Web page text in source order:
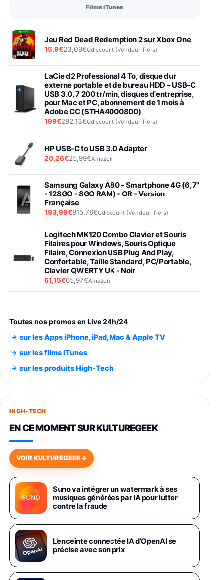
Films iTunes
Jeu Red Dead Redemption 2 sur Xbox One
15,9€23,09€Cdiscount (Vendeur Tiers)
LaCie d2 Professional 4 To, disque dur
externe portable et de bureau HDD – USB-C
USB 3.0, 7 200 tr/min, disques d'entreprise,
pour Mac et PC, abonnement de 1 mois à
Adobe CC (STHA4000800)
199€282,13€Cdiscount (Vendeur Tiers)
HP USB-C to USB 3.0 Adapter
20,26€25,99€Amazon
Samsung Galaxy A80 - Smartphone 4G (6,7''
- 128GO - 8GO RAM) - OR - Version
Française
193,99€815,76€Cdiscount (Vendeur Tiers)
Logitech MK120 Combo Clavier et Souris
Filaires pour Windows, Souris Optique
Filaire, Connexion USB Plug And Play,
Confortable, Taille Standard, PC/Portable,
Clavier QWERTY UK - Noir
61,15€65,97€Amazon
entraénement direct 3 vitesses (33-45-78
trs/min) avec pre-ampli intégré et port USB
Smartphone SAMSUNG Galaxy S26 Ultra
891,99€1199€Fnac (Vendeur Tiers)
Smartphone SAMSUNG Galaxy S26+ Violet
749,99€
648,63€834,71€
Samsung Galaxy Miracle Ultra, Smartphone
Android 5G avec Galaxy AI, 512 Go,
Chargeur Secteur Rapide 25W Inclus,
Smartphone déverrouillé, Noir, Version FR
1019€
Galaxy S26 Ultra 512 Go Bleu
1019€1399€Fnac (Vendeur Tiers)
Toutes nos promos en Live 24h/24
sur les Apps iPhone, iPad, Mac & Apple TV
sur les films iTunes
sur les produits High-Tech
HIGH-TECH
EN CE MOMENT SUR KULTUREGEEK
VOIR KULTUREGEEK→
Suno va intégrer un watermark à ses
musiques générées par IA pour lutter
contre la fraude
L’enceinte connectée IA d’OpenAI se
précise avec son prix